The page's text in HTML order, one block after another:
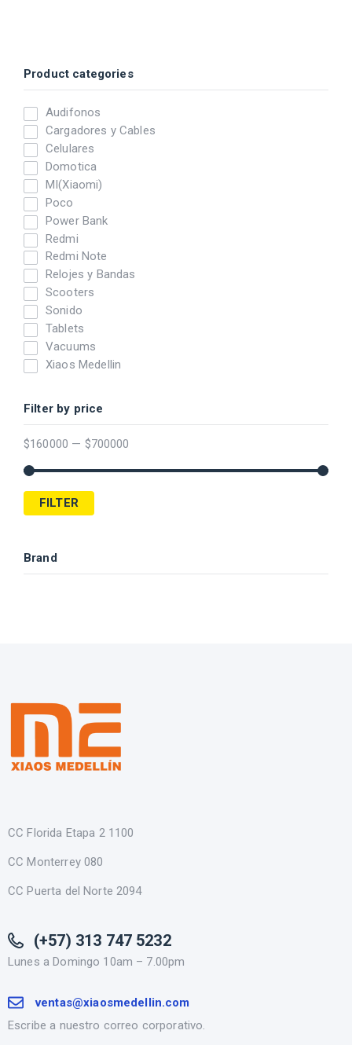
Product categories
Audifonos
Cargadores y Cables
Celulares
Domotica
MI(Xiaomi)
Poco
Power Bank
Redmi
Redmi Note
Relojes y Bandas
Scooters
Sonido
Tablets
Vacuums
Xiaos Medellin
Filter by price
$160000 — $700000
FILTER
Brand
CC Florida Etapa 2 1100
CC Monterrey 080
CC Puerta del Norte 2094
(+57) 313 747 5232
Lunes a Domingo 10am – 7.00pm
ventas@xiaosmedellin.com
Escribe a nuestro correo corporativo.